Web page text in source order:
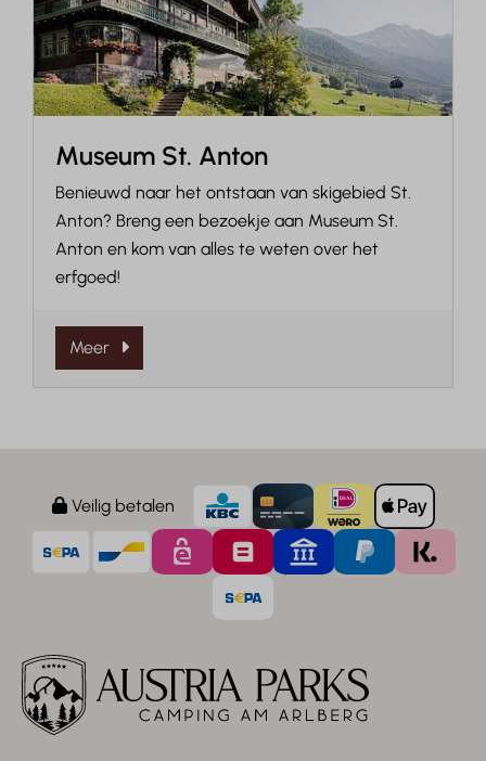
Museum St. Anton
Benieuwd naar het ontstaan van skigebied St.
Anton? Breng een bezoekje aan Museum St.
Anton en kom van alles te weten over het
erfgoed!
Meer
Veilig betalen